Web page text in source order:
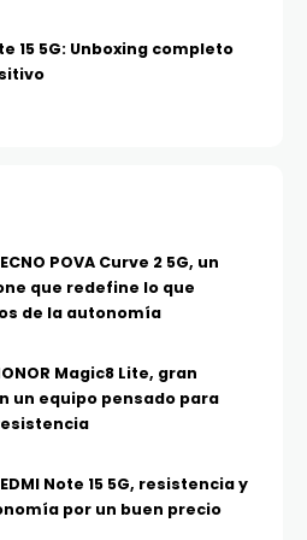
15 5G: Unboxing completo
POVA Curve 2 5G, un
que redefine lo que
de la autonomía
Magic8 Lite, gran
un equipo pensado para
Note 15 5G, resistencia y
por un buen precio